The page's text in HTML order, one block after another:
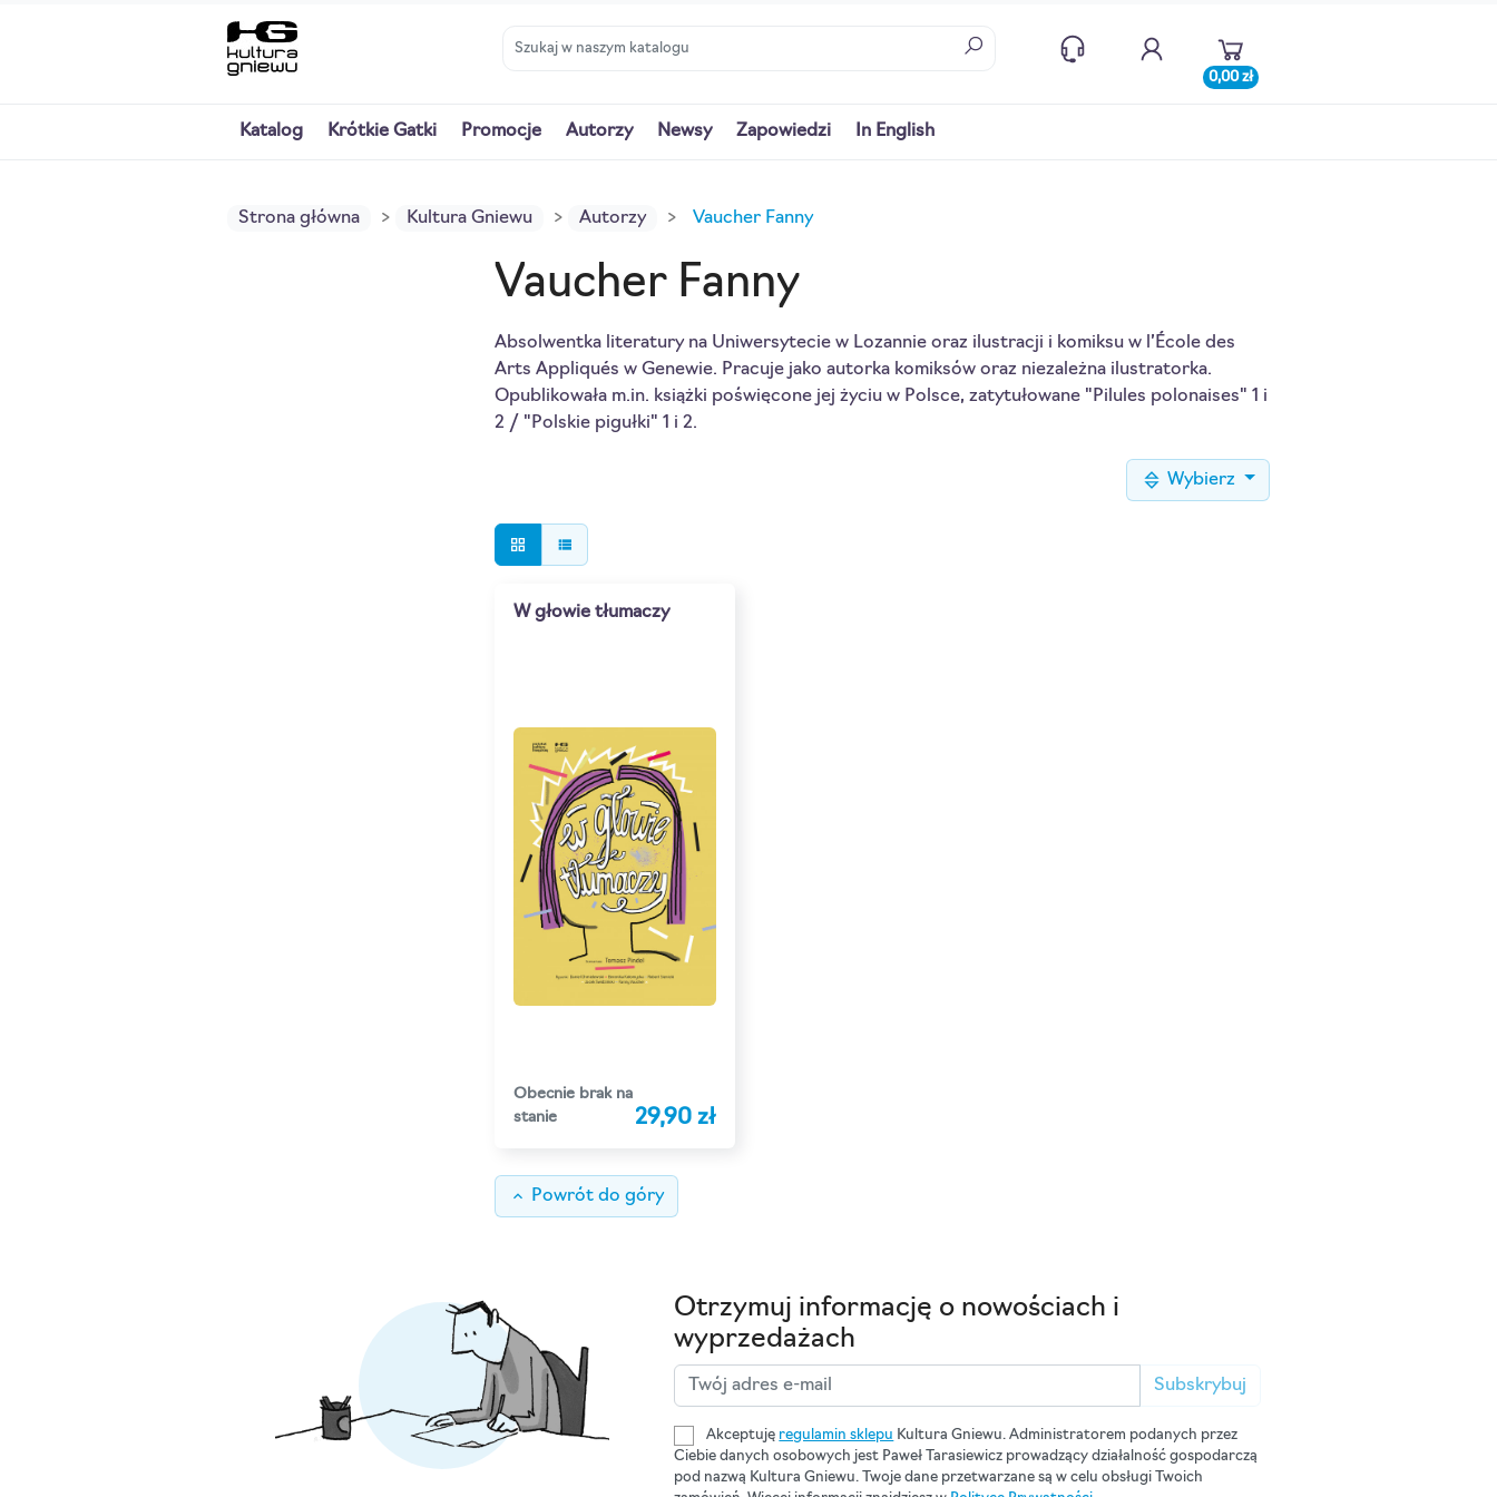
0,00 zł
Katalog Krótkie Gatki Promocje Autorzy Newsy Zapowiedzi In English
Strona główna Kultura Gniewu Autorzy Vaucher Fanny
Vaucher Fanny
Absolwentka literatury na Uniwersytecie w Lozannie oraz ilustracji i komiksu w l’École des
Arts Appliqués w Genewie. Pracuje jako autorka komiksów oraz niezależna ilustratorka.
Opublikowała m.in. książki poświęcone jej życiu w Polsce, zatytułowane "Pilules polonaises" 1 i
2 / "Polskie pigułki" 1 i 2.
Wybierz
grid_view view_list
W głowie tłumaczy
Obecnie brak na
stanie
29,90 zł
keyboard_arrow_up Powrót do góry
Otrzymuj informację o nowościach i
wyprzedażach
Subskrybuj
Akceptuję regulamin sklepu Kultura Gniewu. Administratorem podanych przez
Ciebie danych osobowych jest Paweł Tarasiewicz prowadzący działalność gospodarczą
pod nazwą Kultura Gniewu. Twoje dane przetwarzane są w celu obsługi Twoich